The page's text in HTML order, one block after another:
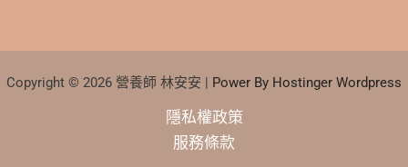
Copyright © 2026 營養師 林安安 | Power By Hostinger Wordpress
隱私權政策
服務條款